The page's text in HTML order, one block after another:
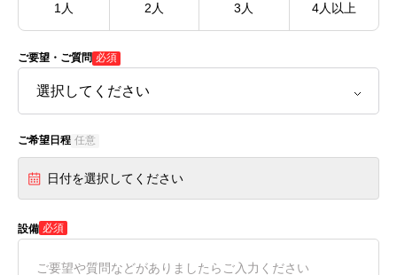
1人 2人 3人 4人以上
ご要望・ご質問 必須
ご希望日程 任意
日付を選択してください
設備 必須